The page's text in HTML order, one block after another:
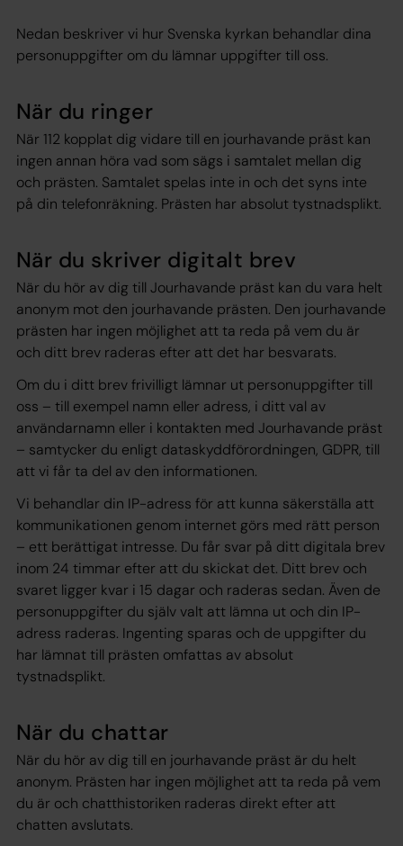
Nedan beskriver vi hur Svenska kyrkan behandlar dina
personuppgifter om du lämnar uppgifter till oss.
När du ringer
När 112 kopplat dig vidare till en jourhavande präst kan
ingen annan höra vad som sägs i samtalet mellan dig
och prästen. Samtalet spelas inte in och det syns inte
på din telefonräkning. Prästen har absolut tystnadsplikt.
När du skriver digitalt brev
När du hör av dig till Jourhavande präst kan du vara helt
anonym mot den jourhavande prästen. Den jourhavande
prästen har ingen möjlighet att ta reda på vem du är
och ditt brev raderas efter att det har besvarats.
Om du i ditt brev frivilligt lämnar ut personuppgifter till
oss – till exempel namn eller adress, i ditt val av
användarnamn eller i kontakten med Jourhavande präst
– samtycker du enligt dataskyddförordningen, GDPR, till
att vi får ta del av den informationen.
Vi behandlar din IP-adress för att kunna säkerställa att
kommunikationen genom internet görs med rätt person
– ett berättigat intresse. Du får svar på ditt digitala brev
inom 24 timmar efter att du skickat det. Ditt brev och
svaret ligger kvar i 15 dagar och raderas sedan. Även de
personuppgifter du själv valt att lämna ut och din IP-
adress raderas. Ingenting sparas och de uppgifter du
har lämnat till prästen omfattas av absolut
tystnadsplikt.
När du chattar
När du hör av dig till en jourhavande präst är du helt
anonym. Prästen har ingen möjlighet att ta reda på vem
du är och chatthistoriken raderas direkt efter att
chatten avslutats.